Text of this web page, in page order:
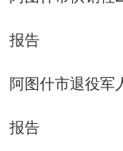
作报告
2025年度阿图什市